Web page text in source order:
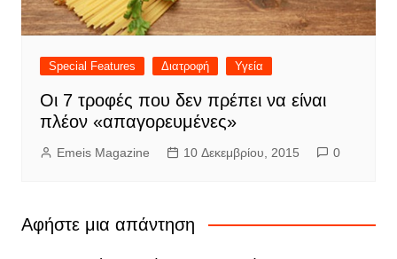
Special Features Διατροφή Υγεία
Οι 7 τροφές που δεν πρέπει να είναι
πλέον «απαγορευμένες»
Emeis Magazine 10 Δεκεμβρίου, 2015 0
Αφήστε μια απάντηση